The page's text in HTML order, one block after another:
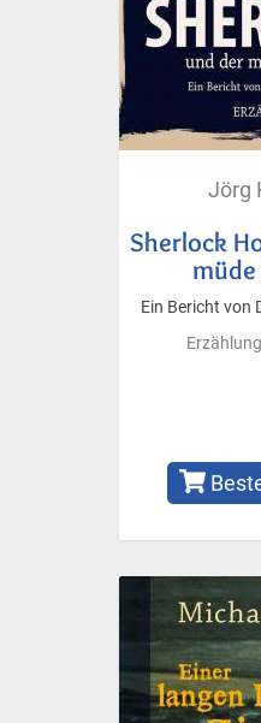
Jörg
Sherlock
Ein Bericht von